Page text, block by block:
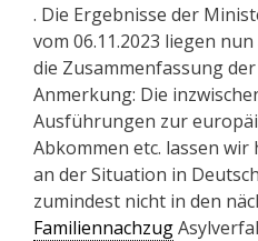
. Die Ergebnisse der
vom 06.11.2023 liegen
die Zusammenfassung
Anmerkung: Die
Ausführungen zur
Abkommen etc. lassen wir
an der Situation in
zumindest nicht in den
Familiennachzug